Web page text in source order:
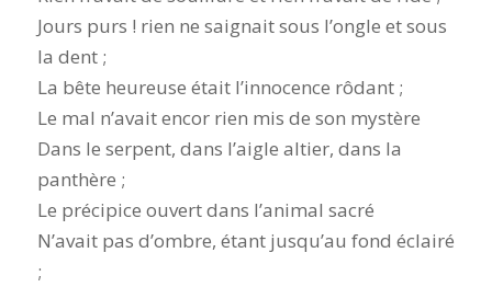
Jours purs ! rien ne saignait sous l’ongle et sous
la dent ;
La bête heureuse était l’innocence rôdant ;
Le mal n’avait encor rien mis de son mystère
Dans le serpent, dans l’aigle altier, dans la
panthère ;
Le précipice ouvert dans l’animal sacré
N’avait pas d’ombre, étant jusqu’au fond éclairé
;